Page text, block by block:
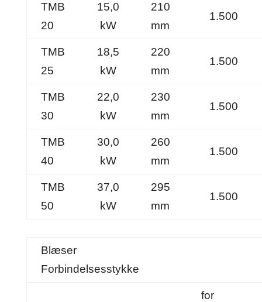
TMB
20
15,0
kW
210
mm
1.500
TMB
25
18,5
kW
220
mm
1.500
TMB
30
22,0
kW
230
mm
1.500
TMB
40
30,0
kW
260
mm
1.500
TMB
50
37,0
kW
295
mm
1.500
Blæser
Forbindelsesstykke
for